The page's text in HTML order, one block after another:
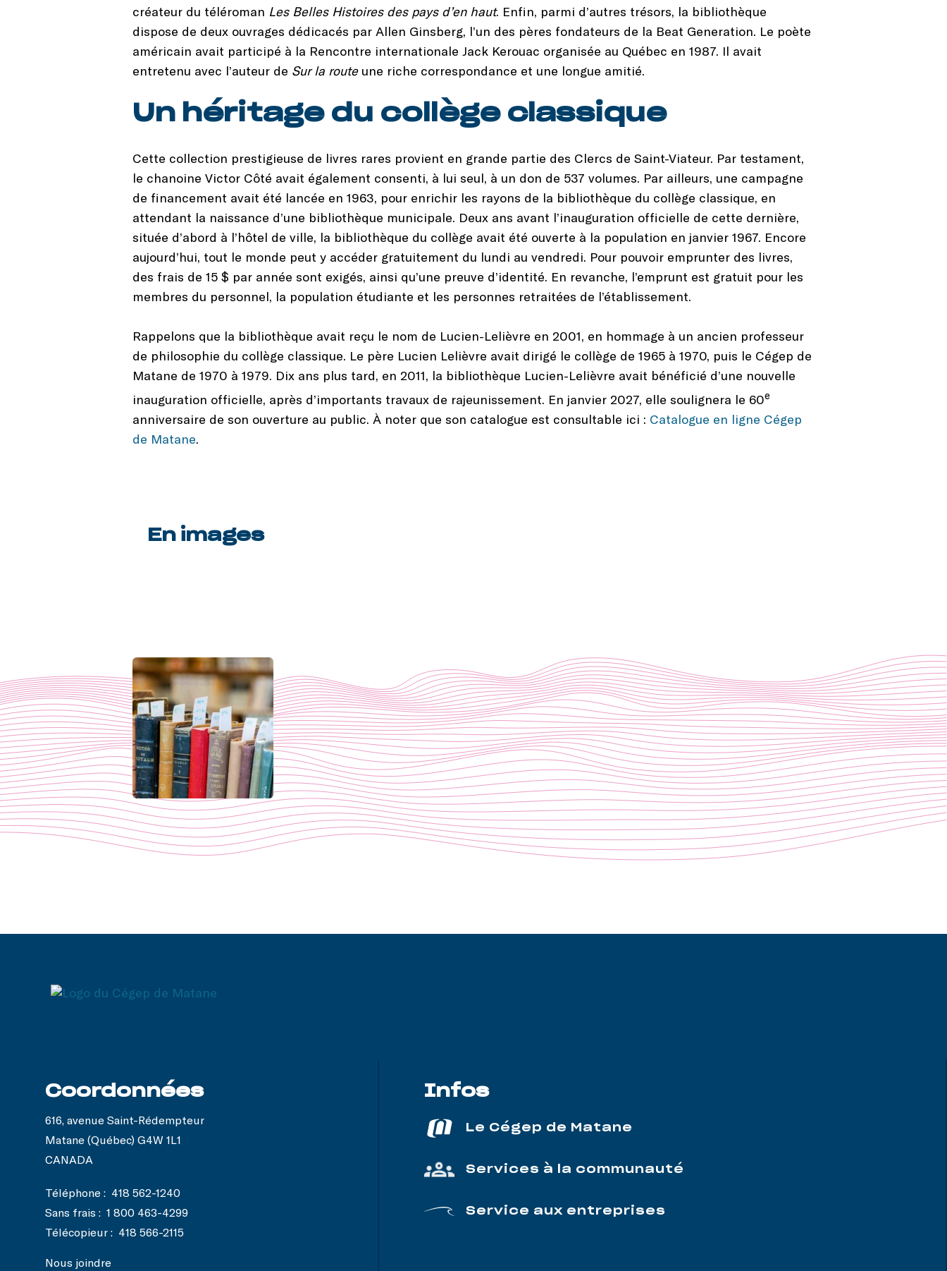
créateur du téléroman Les Belles Histoires des pays d’en haut. Enfin, parmi d’autres trésors, la bibliothèque
dispose de deux ouvrages dédicacés par Allen Ginsberg, l’un des pères fondateurs de la Beat Generation. Le poète
américain avait participé à la Rencontre internationale Jack Kerouac organisée au Québec en 1987. Il avait
entretenu avec l’auteur de Sur la routeune riche correspondance et une longue amitié.
Un héritage du collège classique
Cette collection prestigieuse de livres rares provient en grande partie des Clercs de Saint-Viateur. Par testament,
le chanoine Victor Côté avait également consenti, à lui seul, à un don de 537 volumes. Par ailleurs, une campagne
de financement avait été lancée en 1963, pour enrichir les rayons de la bibliothèque du collège classique, en
attendant la naissance d’une bibliothèque municipale. Deux ans avant l’inauguration officielle de cette dernière,
située d’abord à l’hôtel de ville, la bibliothèque du collège avait été ouverte à la population en janvier 1967. Encore
aujourd’hui, tout le monde peut y accéder gratuitement du lundi au vendredi. Pour pouvoir emprunter des livres,
des frais de 15 $ par année sont exigés, ainsi qu’une preuve d’identité. En revanche, l’emprunt est gratuit pour les
membres du personnel, la population étudiante et les personnes retraitées de l’établissement.
Rappelons que la bibliothèque avait reçu le nom de Lucien-Lelièvre en 2001, en hommage à un ancien professeur
de philosophie du collège classique. Le père Lucien Lelièvre avait dirigé le collège de 1965 à 1970, puis le Cégep de
Matane de 1970 à 1979. Dix ans plus tard, en 2011, la bibliothèque Lucien-Lelièvre avait bénéficié d’une nouvelle
inauguration officielle, après d’importants travaux de rajeunissement. En janvier 2027, elle soulignera le 60e
anniversaire de son ouverture au public. À noter que son catalogue est consultable ici : Catalogue en ligne Cégep
de Matane.
En images
Coordonnées
616, avenue Saint-Rédempteur
Matane (Québec) G4W 1L1
CANADA
Téléphone : 418 562-1240
Sans frais : 1 800 463-4299
Télécopieur : 418 566-2115
Nous joindre
Infos
Le Cégep de Matane
Services à la communauté
Service aux entreprises